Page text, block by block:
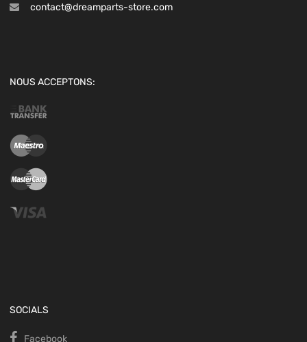
contact@dreamparts-store.com
NOUS ACCEPTONS:
SOCIALS
Facebook